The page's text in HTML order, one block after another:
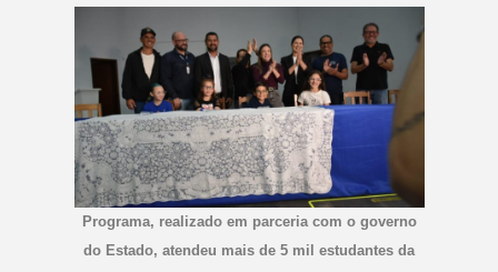
Programa, realizado em parceria com o governo
do Estado, atendeu mais de 5 mil estudantes da